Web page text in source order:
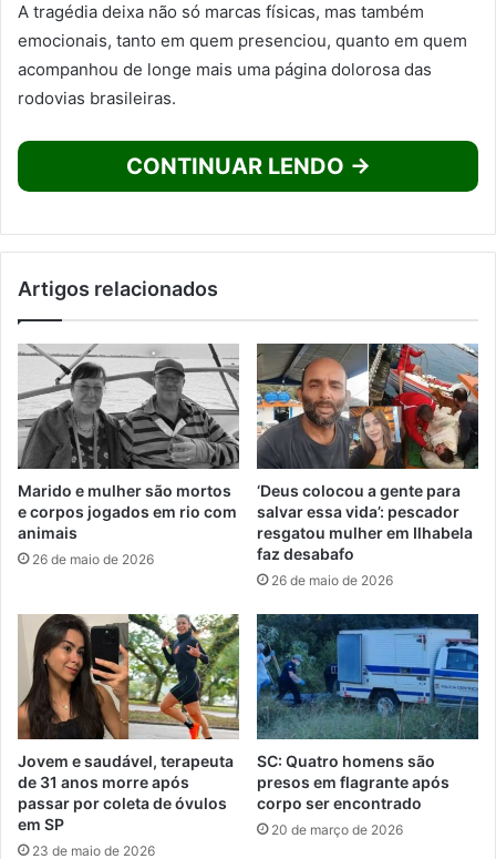
A tragédia deixa não só marcas físicas, mas também
emocionais, tanto em quem presenciou, quanto em quem
acompanhou de longe mais uma página dolorosa das
rodovias brasileiras.
CONTINUAR LENDO →
Artigos relacionados
Marido e mulher são mortos
e corpos jogados em rio com
animais
26 de maio de 2026
‘Deus colocou a gente para
salvar essa vida’: pescador
resgatou mulher em Ilhabela
faz desabafo
26 de maio de 2026
Jovem e saudável, terapeuta
de 31 anos morre após
passar por coleta de óvulos
em SP
23 de maio de 2026
SC: Quatro homens são
presos em flagrante após
corpo ser encontrado
20 de março de 2026